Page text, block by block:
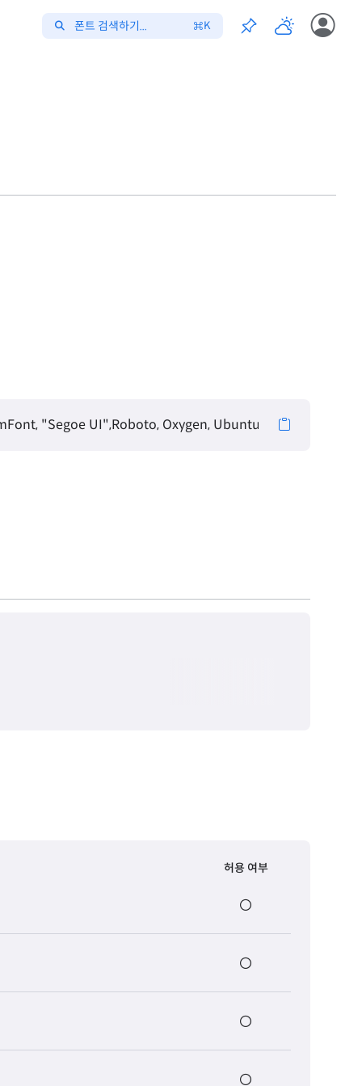
폰트 검색하기... K
"Segoe UI",Roboto, Oxygen, Ubuntu, Cantarell,
허용 여부